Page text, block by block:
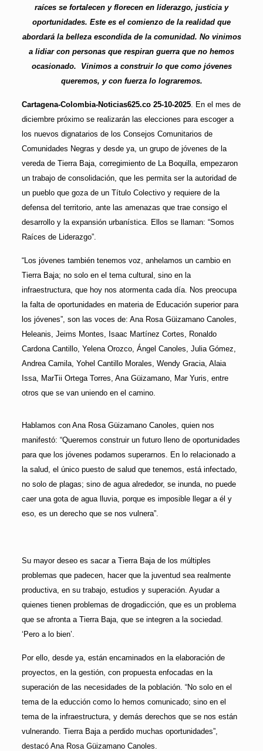
raíces se fortalecen y florecen en liderazgo, justicia y
oportunidades. Este es el comienzo de la realidad que
abordará la belleza escondida de la comunidad. No vinimos
a lidiar con personas que respiran guerra que no hemos
ocasionado. Vinimos a construir lo que como jóvenes
queremos, y con fuerza lo lograremos.
Cartagena-Colombia-Noticias625.co 25-10-2025. En el mes de
diciembre próximo se realizarán las elecciones para escoger a
los nuevos dignatarios de los Consejos Comunitarios de
Comunidades Negras y desde ya, un grupo de jóvenes de la
vereda de Tierra Baja, corregimiento de La Boquilla, empezaron
un trabajo de consolidación, que les permita ser la autoridad de
un pueblo que goza de un Título Colectivo y requiere de la
defensa del territorio, ante las amenazas que trae consigo el
desarrollo y la expansión urbanística. Ellos se llaman: “Somos
Raíces de Liderazgo”.
“Los jóvenes también tenemos voz, anhelamos un cambio en
Tierra Baja; no solo en el tema cultural, sino en la
infraestructura, que hoy nos atormenta cada día. Nos preocupa
la falta de oportunidades en materia de Educación superior para
los jóvenes”, son las voces de: Ana Rosa Güizamano Canoles,
Heleanis, Jeims Montes, Isaac Martínez Cortes, Ronaldo
Cardona Cantillo, Yelena Orozco, Ángel Canoles, Julia Gómez,
Andrea Camila, Yohel Cantillo Morales, Wendy Gracia, Alaia
Issa, MarTii Ortega Torres, Ana Güizamano, Mar Yuris, entre
otros que se van uniendo en el camino.
Hablamos con Ana Rosa Güizamano Canoles, quien nos
manifestó: “Queremos construir un futuro lleno de oportunidades
para que los jóvenes podamos superarnos. En lo relacionado a
la salud, el único puesto de salud que tenemos, está infectado,
no solo de plagas; sino de agua alrededor, se inunda, no puede
caer una gota de agua lluvia, porque es imposible llegar a él y
eso, es un derecho que se nos vulnera”.
Su mayor deseo es sacar a Tierra Baja de los múltiples
problemas que padecen, hacer que la juventud sea realmente
productiva, en su trabajo, estudios y superación. Ayudar a
quienes tienen problemas de drogadicción, que es un problema
que se afronta a Tierra Baja, que se integren a la sociedad.
‘Pero a lo bien’.
Por ello, desde ya, están encaminados en la elaboración de
proyectos, en la gestión, con propuesta enfocadas en la
superación de las necesidades de la población. “No solo en el
tema de la educción como lo hemos comunicado; sino en el
tema de la infraestructura, y demás derechos que se nos están
vulnerando. Tierra Baja a perdido muchas oportunidades”,
destacó Ana Rosa Güizamano Canoles.